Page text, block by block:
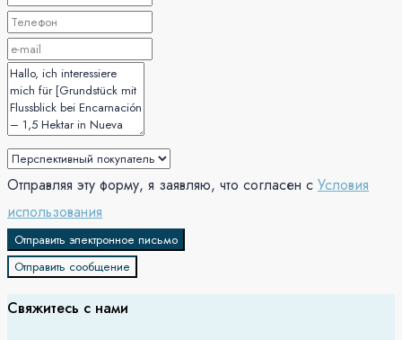
Отправляя эту форму, я заявляю, что согласен с Условия
использования
Отправить электронное письмо
Отправить сообщение
Свяжитесь с нами